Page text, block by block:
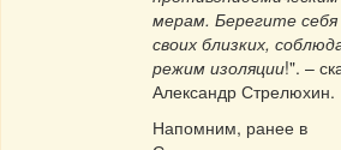
мерам. Берегите себя
своих близких,
режим изоляции!". –
Александр Стрелюхин.
Напомним, ранее в